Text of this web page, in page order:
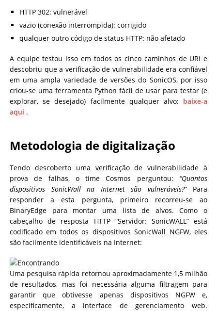
HTTP 302: vulnerável
vazio (conexão interrompida): corrigido
qualquer outro código de status HTTP: não afetado
A equipe testou isso em todos os cinco caminhos de URI e
descobriu que a verificação de vulnerabilidade era confiável
em uma ampla variedade de versões do SonicOS, por isso
criou-se uma ferramenta Python fácil de usar para testar (e
explorar, se desejado) facilmente qualquer alvo: baixe-a
aqui .
Metodologia de digitalização
Tendo descoberto uma verificação de vulnerabilidade à
prova de falhas, o time Cosmos perguntou: “Quantos
dispositivos SonicWall na Internet são vulneráveis?” Para
responder a esta pergunta, primeiro recorreu-se ao
BinaryEdge para montar uma lista de alvos. Como o
cabeçalho de resposta HTTP “Servidor: SonicWALL” está
codificado em todos os dispositivos SonicWall NGFW, eles
são facilmente identificáveis ​​na Internet:
Uma pesquisa rápida retornou aproximadamente 1,5 milhão
de resultados, mas foi necessária alguma filtragem para
garantir que obtivesse apenas dispositivos NGFW e,
especificamente, a interface de gerenciamento web.